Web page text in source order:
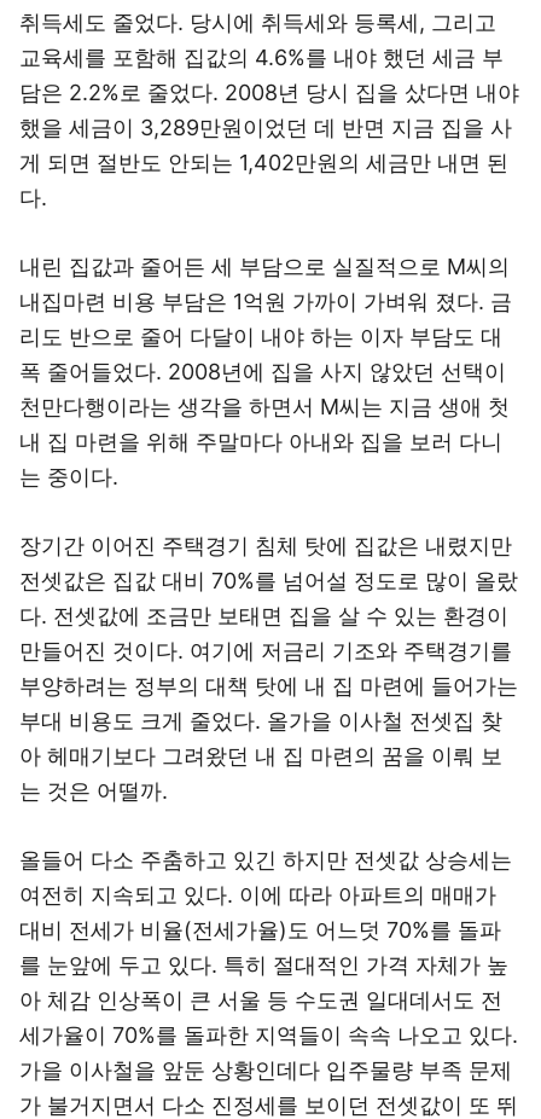
취득세도 줄었다. 당시에 취득세와 등록세, 그리고
교육세를 포함해 집값의 4.6%를 내야 했던 세금 부
담은 2.2%로 줄었다. 2008년 당시 집을 샀다면 내야
했을 세금이 3,289만원이었던 데 반면 지금 집을 사
게 되면 절반도 안되는 1,402만원의 세금만 내면 된
다.
내린 집값과 줄어든 세 부담으로 실질적으로 M씨의
내집마련 비용 부담은 1억원 가까이 가벼워 졌다. 금
리도 반으로 줄어 다달이 내야 하는 이자 부담도 대
폭 줄어들었다. 2008년에 집을 사지 않았던 선택이
천만다행이라는 생각을 하면서 M씨는 지금 생애 첫
내 집 마련을 위해 주말마다 아내와 집을 보러 다니
는 중이다.
장기간 이어진 주택경기 침체 탓에 집값은 내렸지만
전셋값은 집값 대비 70%를 넘어설 정도로 많이 올랐
다. 전셋값에 조금만 보태면 집을 살 수 있는 환경이
만들어진 것이다. 여기에 저금리 기조와 주택경기를
부양하려는 정부의 대책 탓에 내 집 마련에 들어가는
부대 비용도 크게 줄었다. 올가을 이사철 전셋집 찾
아 헤매기보다 그려왔던 내 집 마련의 꿈을 이뤄 보
는 것은 어떨까.
올들어 다소 주춤하고 있긴 하지만 전셋값 상승세는
여전히 지속되고 있다. 이에 따라 아파트의 매매가
대비 전세가 비율(전세가율)도 어느덧 70%를 돌파
를 눈앞에 두고 있다. 특히 절대적인 가격 자체가 높
아 체감 인상폭이 큰 서울 등 수도권 일대데서도 전
세가율이 70%를 돌파한 지역들이 속속 나오고 있다.
가을 이사철을 앞둔 상황인데다 입주물량 부족 문제
가 불거지면서 다소 진정세를 보이던 전셋값이 또 뛰